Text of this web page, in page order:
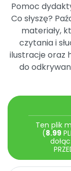
Pomoc
Co słyszę?
materiały,
czytania i
ilustracje oraz
do
Ten plik
(8.99